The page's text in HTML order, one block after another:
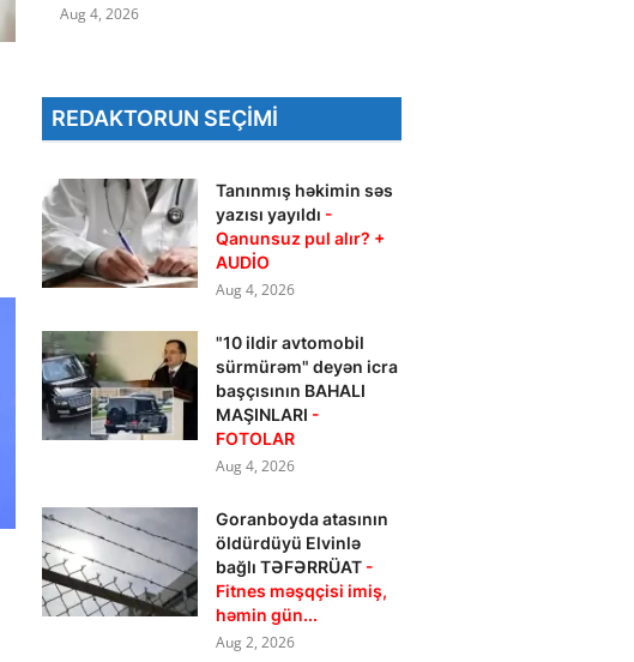
Aug 4, 2026
REDAKTORUN SEÇIMI
Tanınmış həkimin səs
yazısı yayıldı -
Qanunsuz pul alır? +
AUDİO
Aug 4, 2026
"10 ildir avtomobil
sürmürəm" deyən icra
başçısının BAHALI
MAŞINLARI -
FOTOLAR
Aug 4, 2026
Goranboyda atasının
öldürdüyü Elvinlə
bağlı TƏFƏRRÜAT -
Fitnes məşqçisi imiş,
həmin gün...
Aug 2, 2026